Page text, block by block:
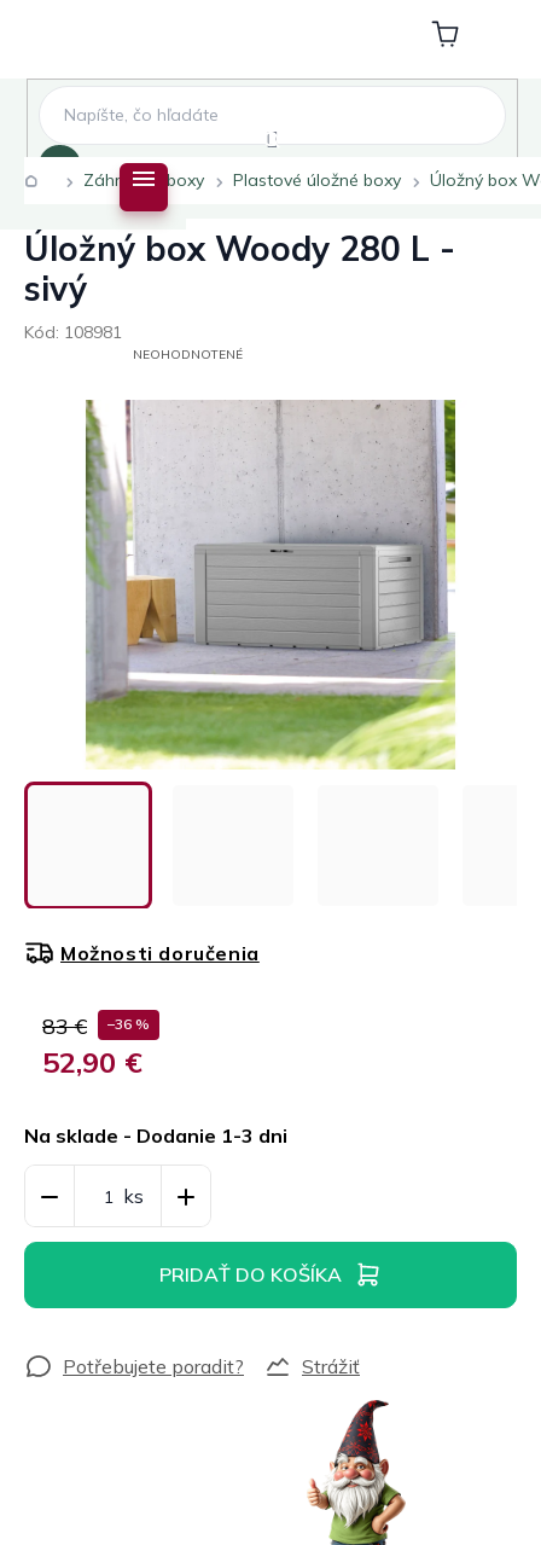
Nákupný
košík
DomovZáhradné boxy Plastové úložné boxy Úložný box
Úložný box Woody 280 L -
sivý
Kód: 108981
PRIEMERNÉ
HVIEZDIČIEK.
NEOHODNOTENÉ
83 € –36 %
52,90 €
cena:
Na sklade - Dodanie 1-3 dni
Možnosti doručenia
PRIDAŤ DO KOŠÍKA
Strážiť